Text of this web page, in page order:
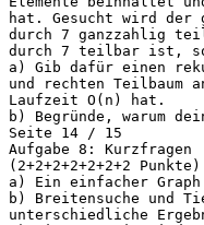
hat. Gesucht wird
durch 7 ganzzahlig
durch 7 teilbar ist,
a) Gib dafür einen
und rechten Teilbaum
Laufzeit O(n) hat.
b) Begründe, warum
Seite 14 / 15
Aufgabe 8: Kurzfragen
(2+2+2+2+2+2+2 Punkte)
a) Ein einfacher Graph
b) Breitensuche und
unterschiedliche